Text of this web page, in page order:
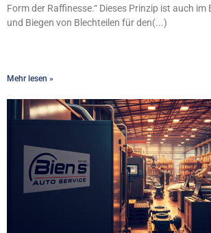
Form der Raffinesse.“ Dieses Prinzip ist auch
und Biegen von Blechteilen für den(...)
Mehr lesen »